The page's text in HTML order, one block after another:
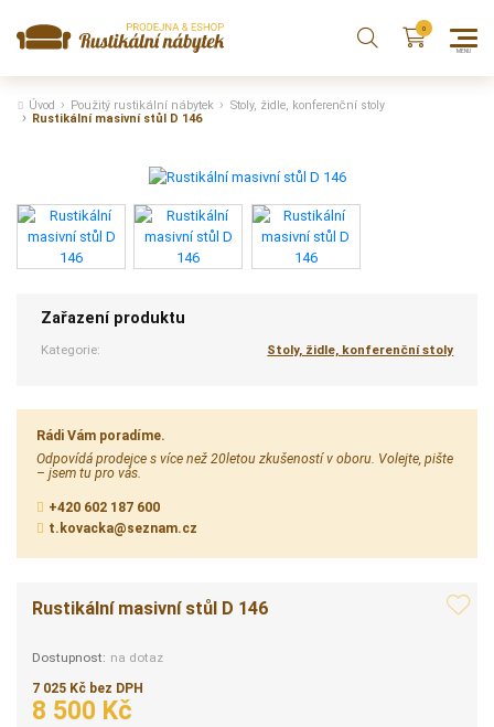
Úvod Použitý rustikální nábytek
Stoly, židle, konferenční stoly
Rustikální masivní stůl D 146
Zařazení produktu
Kategorie: Stoly, židle, konferenční stoly
Rádi Vám poradíme.
Odpovídá prodejce s více než 20letou zkušeností v oboru. Volejte, pište
– jsem tu pro vás.
+420 602 187 600
t.kovacka@seznam.cz
Rustikální masivní stůl D 146
Dostupnost: na dotaz
7 025 Kč bez DPH
8 500 Kč